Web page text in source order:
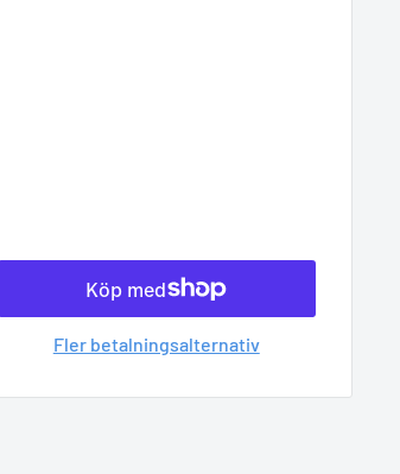
Fler betalningsalternativ